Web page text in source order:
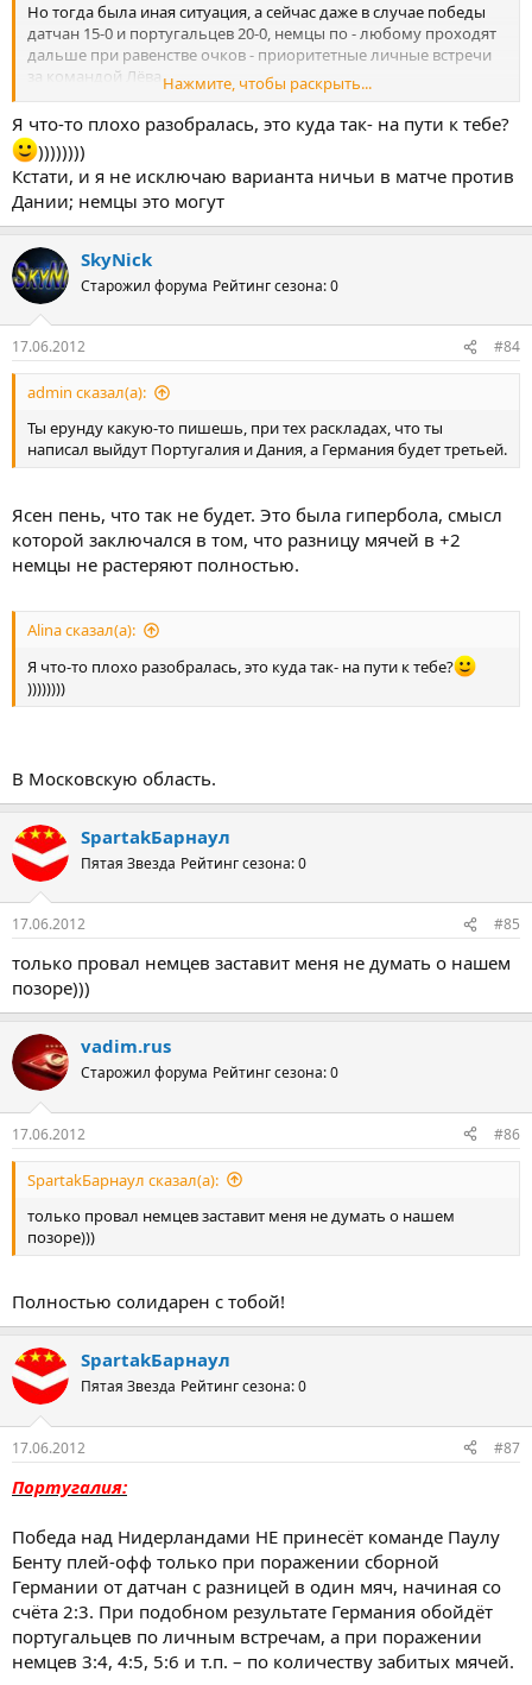
Но тогда была иная ситуация, а сейчас даже в случае победы
датчан 15-0 и португальцев 20-0, немцы по - любому проходят
дальше при равенстве очков - приоритетные личные встречи
за командой Лёва.
Это Чемпионство на пути ко мне.
Нажмите, чтобы раскрыть...
Я что-то плохо разобралась, это куда так- на пути к тебе?
))))))))
Кстати, и я не исключаю варианта ничьи в матче против
Дании; немцы это могут
SkyNick
Старожил форума Рейтинг сезона: 0
17.06.2012 #84
admin сказал(а):
Ты ерунду какую-то пишешь, при тех раскладах, что ты
написал выйдут Португалия и Дания, а Германия будет третьей.
Ясен пень, что так не будет. Это была гипербола, смысл
которой заключался в том, что разницу мячей в +2
немцы не растеряют полностью.
Alina сказал(а):
Я что-то плохо разобралась, это куда так- на пути к тебе?
))))))))
В Московскую область.
SpartakБарнаул
Пятая Звезда Рейтинг сезона: 0
17.06.2012 #85
только провал немцев заставит меня не думать о нашем
позоре)))
vadim.rus
Старожил форума Рейтинг сезона: 0
17.06.2012 #86
SpartakБарнаул сказал(а):
только провал немцев заставит меня не думать о нашем
позоре)))
Полностью солидарен с тобой!
SpartakБарнаул
Пятая Звезда Рейтинг сезона: 0
17.06.2012 #87
Португалия:
Победа над Нидерландами НЕ принесёт команде Паулу
Бенту плей-офф только при поражении сборной
Германии от датчан с разницей в один мяч, начиная со
счёта 2:3. При подобном результате Германия обойдёт
португальцев по личным встречам, а при поражении
немцев 3:4, 4:5, 5:6 и т.п. – по количеству забитых мячей.